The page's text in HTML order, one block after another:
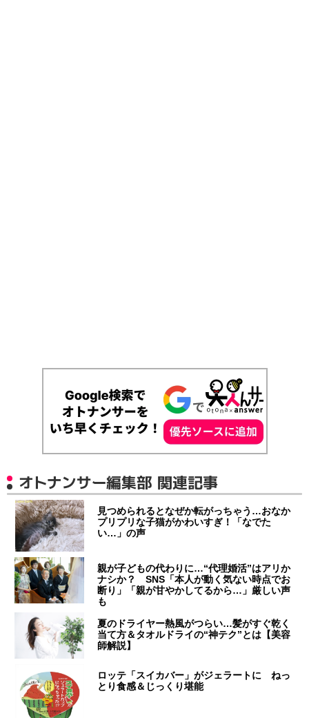
オトナンサー編集部 関連記事
見つめられるとなぜか転がっちゃう…おなか
プリプリな子猫がかわいすぎ！「なでた
い…」の声
親が子どもの代わりに…“代理婚活”はアリか
ナシか？ SNS「本人が動く気ない時点でお
断り」「親が甘やかしてるから…」厳しい声
も
夏のドライヤー熱風がつらい…髪がすぐ乾く
当て方＆タオルドライの“神テク”とは【美容
師解説】
ロッテ「スイカバー」がジェラートに ねっ
とり食感＆じっくり堪能